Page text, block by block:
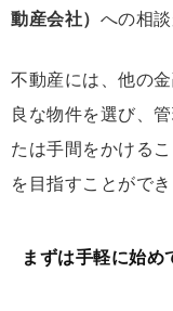
動産会社） への相談
不動産には、他の
良な物件を選び、
たは手間をかける
を目指すことができ
まずは手軽に始